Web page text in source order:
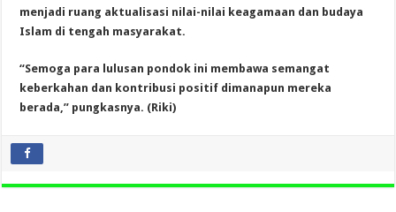
menjadi ruang aktualisasi nilai-nilai keagamaan dan budaya
Islam di tengah masyarakat.
“Semoga para lulusan pondok ini membawa semangat
keberkahan dan kontribusi positif dimanapun mereka
berada,” pungkasnya. (Riki)